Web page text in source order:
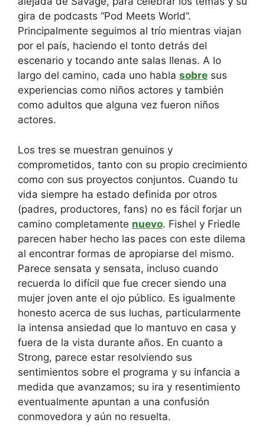
gira de podcasts “Pod Meets World”.
Principalmente seguimos al trío mientras viajan
por el país, haciendo el tonto detrás del
escenario y tocando ante salas llenas. A lo
largo del camino, cada uno habla sobre sus
experiencias como niños actores y también
como adultos que alguna vez fueron niños
actores.
Los tres se muestran genuinos y
comprometidos, tanto con su propio crecimiento
como con sus proyectos conjuntos. Cuando tu
vida siempre ha estado definida por otros
(padres, productores, fans) no es fácil forjar un
camino completamente nuevo. Fishel y Friedle
parecen haber hecho las paces con este dilema
al encontrar formas de apropiarse del mismo.
Parece sensata y sensata, incluso cuando
recuerda lo difícil que fue crecer siendo una
mujer joven ante el ojo público. Es igualmente
honesto acerca de sus luchas, particularmente
la intensa ansiedad que lo mantuvo en casa y
fuera de la vista durante años. En cuanto a
Strong, parece estar resolviendo sus
sentimientos sobre el programa y su infancia a
medida que avanzamos; su ira y resentimiento
eventualmente apuntan a una confusión
conmovedora y aún no resuelta.